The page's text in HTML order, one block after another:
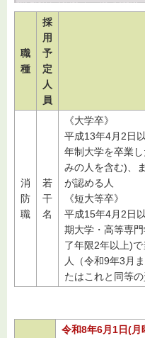
職
種
採
用
予
定
人
員
消
防
職
若
干
名
《大学卒》
平成13年4月2日
年制大学を卒業
みの人を含む)、
が認める人
《短大等卒》
平成15年4月2日
期大学・高等専
了年限2年以上)
人（令和9年3月
たはこれと同等
令和8年6月1日(月